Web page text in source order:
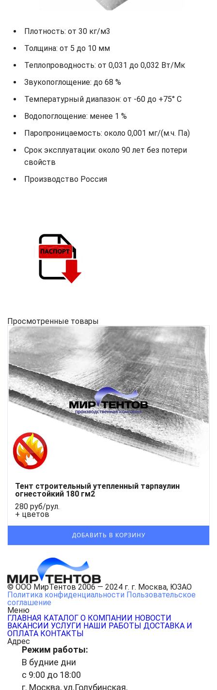
Плотность: от 30 кг/м3
Толщина: от 5 до 10 мм
Теплопроводность: от 0,031 до 0,032 Вт/Мк
Звукопоглощение: до 68 %
Температурный диапазон: от -60 до +75° С
Водопоглощение: менее 1 %
Паропроницаемость: около 0,001 мг/(м.ч. Па)
Срок эксплуатации: около 90 лет без потери
свойств
Производство Россия
Просмотренные товары
Тент строительный утепленный тарпаулин
огнестойкий 180 гм2
280 руб/рул.
+ цветов
© ООО МирТентов 2006 — 2024 г. г. Москва, ЮЗАО
Политика конфиденциальности Пользовательское
соглашение
Меню
ГЛАВНАЯ КАТАЛОГ О КОМПАНИИ НОВОСТИ
ВАКАНСИИ УСЛУГИ НАШИ РАБОТЫ ДОСТАВКА И
ОПЛАТА КОНТАКТЫ
Адрес
Режим работы:
В будние дни
с 9:00 до 18:00
г. Москва, ул.Голубинская,